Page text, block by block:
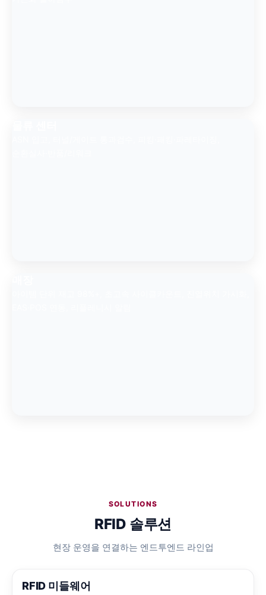
SOLUTIONS
RFID 솔루션
현장 운영을 연결하는 엔드투엔드 라인업
RFID 미들웨어